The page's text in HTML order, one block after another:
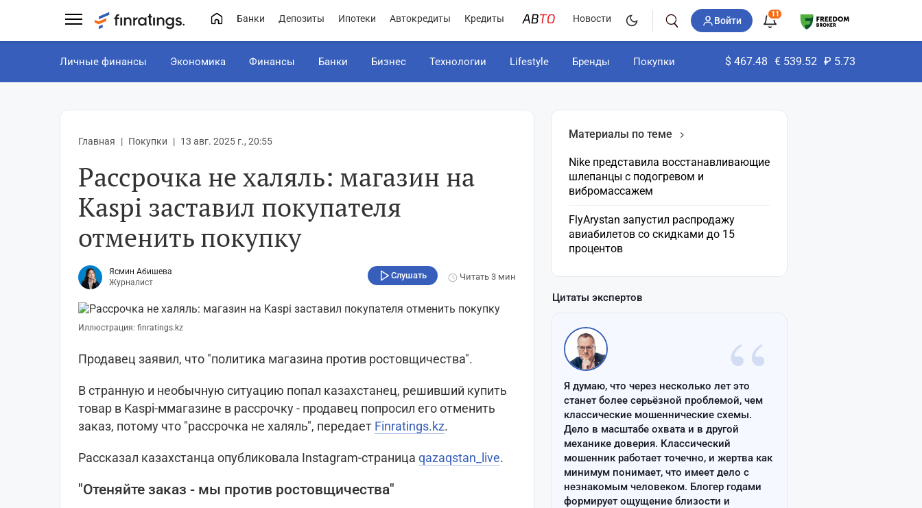
Банки Депозиты Ипотеки Автокредиты Кредиты Новости Войти
11
Личные финансы Экономика Финансы Банки Бизнес Технологии Lifestyle Бренды Покупки $ 467.48 € 539.52 ₽ 5.73
Главная Покупки 13 авг. 2025 г., 20:55
Рассрочка не халяль: магазин на
Kaspi заставил покупателя
отменить покупку
Ясмин Абишева
Журналист
Слушать Читать3 мин
Иллюстрация: finratings.kz
Продавец заявил, что "политика магазина против ростовщичества".
В странную и необычную ситуацию попал казахстанец, решивший купить
товар в Kaspi-ммагазине в рассрочку - продавец попросил его отменить
заказ, потому что "рассрочка не халяль", передает Finratings.kz.
Рассказал казахстанца опубликовала Instagram-страница qazaqstan_live.
"Отеняйте заказ - мы против ростовщичества"
Материалы по теме
Nike представила восстанавливающие
шлепанцы с подогревом и
вибромассажем
FlyArystan запустил распродажу
авиабилетов со скидками до 15
процентов
Цитаты экспертов
“
Я думаю, что через несколько лет это
станет более серьёзной проблемой, чем
классические мошеннические схемы.
Дело в масштабе охвата и в другой
механике доверия. Классический
мошенник работает точечно, и жертва как
минимум понимает, что имеет дело с
незнакомым человеком. Блогер годами
формирует ощущение близости и